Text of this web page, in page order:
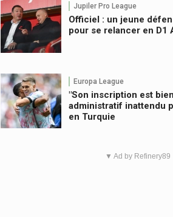
Jupiler Pro League
Officiel : un jeune
pour se relancer en D1
Europa League
"Son inscription est
administratif inattendu
en Turquie
▼ Ad by Refinery89